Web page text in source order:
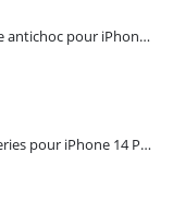
Coque Guardian Series mate antichoc pour iPhone 15 Pro Max avec Magsafe Noir - Torras
Coque antichoc Guardian Series pour iPhone 14 Pro Max - TORRAS